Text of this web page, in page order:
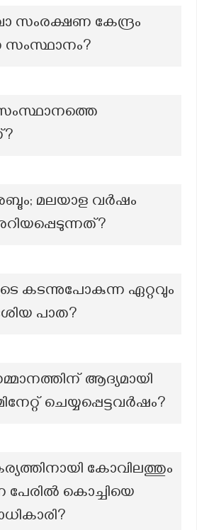
സംരക്ഷണ കേന്ദ്രം
സംസ്ഥാനം?
മലയാള വർഷം
കടന്നുപോകുന്ന ഏറ്റവും
പാത?
ആദ്യമായി
ചെയ്യപ്പെട്ടവർഷം?
കോവിലത്തും
കൊച്ചിയെ